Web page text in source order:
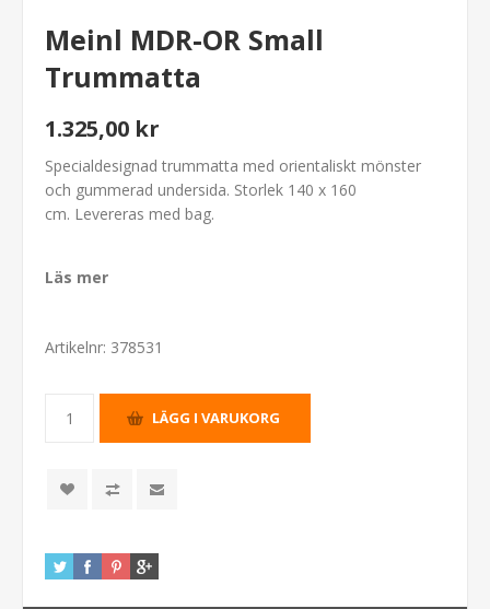
Meinl MDR-OR Small
Trummatta
1.325,00 kr
Specialdesignad trummatta med orientaliskt mönster
och gummerad undersida. Storlek 140 x 160
cm. Levereras med bag.
Läs mer
Artikelnr: 378531